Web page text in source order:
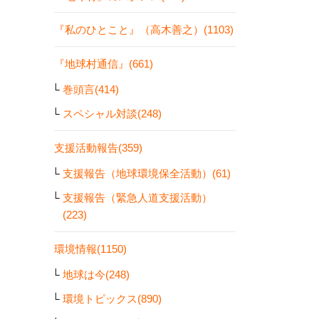
『私のひとこと』（高木善之）(1103)
『地球村通信』(661)
巻頭言(414)
スペシャル対談(248)
支援活動報告(359)
支援報告（地球環境保全活動）(61)
支援報告（緊急人道支援活動）
(223)
環境情報(1150)
地球は今(248)
環境トピックス(890)